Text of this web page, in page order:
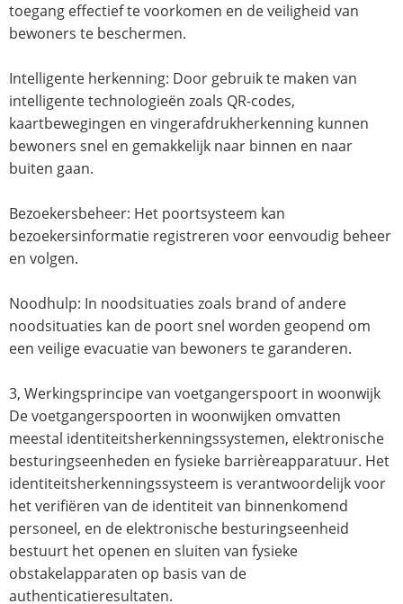
toegang effectief te voorkomen en de veiligheid van
bewoners te beschermen.
Intelligente herkenning: Door gebruik te maken van
intelligente technologieën zoals QR-codes,
kaartbewegingen en vingerafdrukherkenning kunnen
bewoners snel en gemakkelijk naar binnen en naar
buiten gaan.
Bezoekersbeheer: Het poortsysteem kan
bezoekersinformatie registreren voor eenvoudig beheer
en volgen.
Noodhulp: In noodsituaties zoals brand of andere
noodsituaties kan de poort snel worden geopend om
een ​​veilige evacuatie van bewoners te garanderen.
3, Werkingsprincipe van voetgangerspoort in woonwijk
De voetgangerspoorten in woonwijken omvatten
meestal identiteitsherkenningssystemen, elektronische
besturingseenheden en fysieke barrièreapparatuur. Het
identiteitsherkenningssysteem is verantwoordelijk voor
het verifiëren van de identiteit van binnenkomend
personeel, en de elektronische besturingseenheid
bestuurt het openen en sluiten van fysieke
obstakelapparaten op basis van de
authenticatieresultaten.